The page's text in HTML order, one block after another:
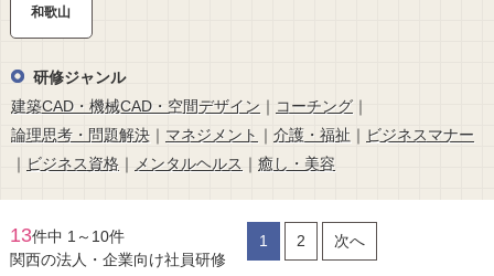
和歌山
研修ジャンル
建築CAD・機械CAD・空間デザイン ｜ コーチング｜
論理思考・問題解決 ｜ マネジメント ｜ 介護・福祉 ｜ ビジネスマナー
｜ ビジネス資格 ｜ メンタルヘルス ｜ 癒し・美容
13件中 1～10件
関西の法人・企業向け社員研修
1 2 次へ